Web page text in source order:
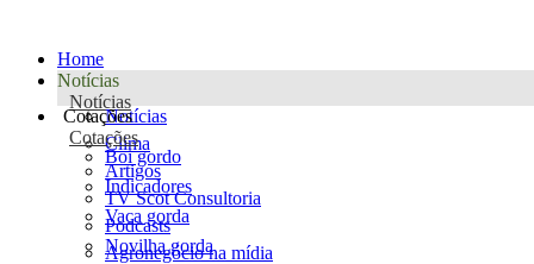
Home
Notícias
Notícias
Notícias
Clima
Artigos
TV Scot Consultoria
Podcasts
Agronegócio na mídia
Cotações
Cotações
Boi gordo
Indicadores
Vaca gorda
Novilha gorda